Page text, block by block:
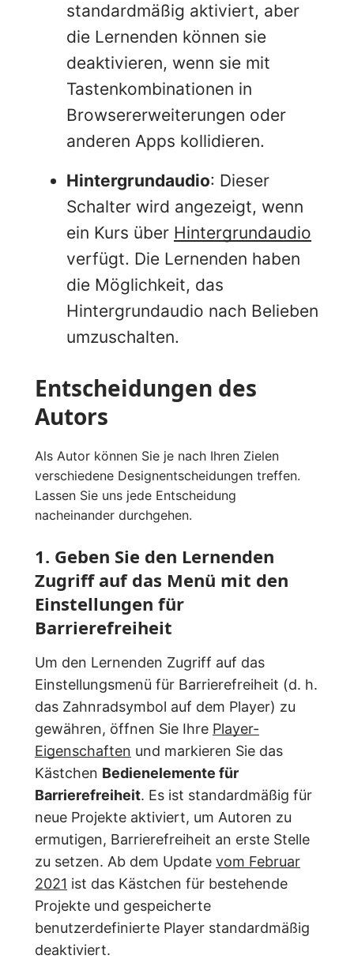
standardmäßig aktiviert, aber
die Lernenden können sie
deaktivieren, wenn sie mit
Tastenkombinationen in
Browsererweiterungen oder
anderen Apps kollidieren.
Hintergrundaudio: Dieser
Schalter wird angezeigt, wenn
ein Kurs über Hintergrundaudio
verfügt. Die Lernenden haben
die Möglichkeit, das
Hintergrundaudio nach Belieben
umzuschalten.
Entscheidungen des
Autors
Als Autor können Sie je nach Ihren Zielen
verschiedene Designentscheidungen treffen.
Lassen Sie uns jede Entscheidung
nacheinander durchgehen.
1. Geben Sie den Lernenden
Zugriff auf das Menü mit den
Einstellungen für
Barrierefreiheit
Um den Lernenden Zugriff auf das
Einstellungsmenü für Barrierefreiheit (d. h.
das Zahnradsymbol auf dem Player) zu
gewähren, öffnen Sie Ihre Player-
Eigenschaften und markieren Sie das
Kästchen Bedienelemente für
Barrierefreiheit. Es ist standardmäßig für
neue Projekte aktiviert, um Autoren zu
ermutigen, Barrierefreiheit an erste Stelle
zu setzen. Ab dem Update vom Februar
2021 ist das Kästchen für bestehende
Projekte und gespeicherte
benutzerdefinierte Player standardmäßig
deaktiviert.